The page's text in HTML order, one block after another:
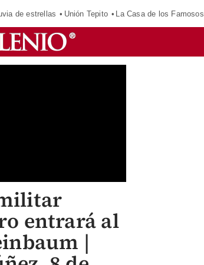
de estrellas Unión Tepito La Casa de los Famosos
entrará al
|